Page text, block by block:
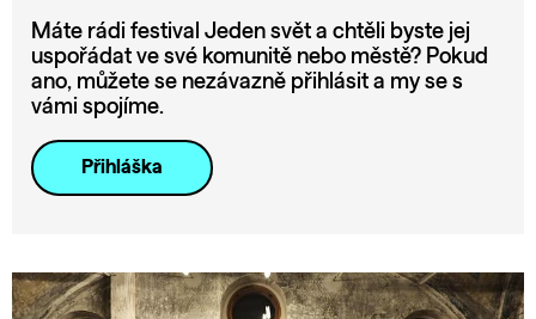
Máte rádi festival Jeden svět a chtěli byste jej
uspořádat ve své komunitě nebo městě? Pokud
ano, můžete se nezávazně přihlásit a my se s
vámi spojíme.
Přihláška